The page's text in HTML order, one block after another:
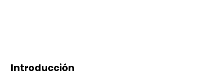
Introducción